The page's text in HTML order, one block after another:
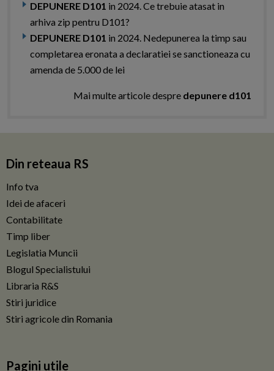
DEPUNERE D101 in 2024. Ce trebuie atasat in
arhiva zip pentru D101?
DEPUNERE D101 in 2024. Nedepunerea la timp sau
completarea eronata a declaratiei se sanctioneaza cu
amenda de 5.000 de lei
Mai multe articole despre depunere d101
Din reteaua RS
Info tva
Idei de afaceri
Contabilitate
Timp liber
Legislatia Muncii
Blogul Specialistului
Libraria R&S
Stiri juridice
Stiri agricole din Romania
Pagini utile